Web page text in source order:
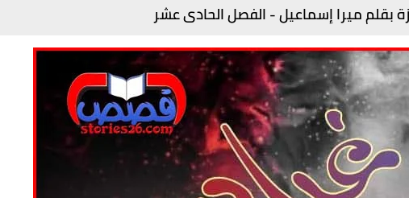
بقلم ميرا إسماعيل - الفصل الحادى عشر